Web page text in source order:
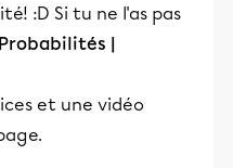
:D Si tu ne l'as pas
Probabilités |
et une vidéo